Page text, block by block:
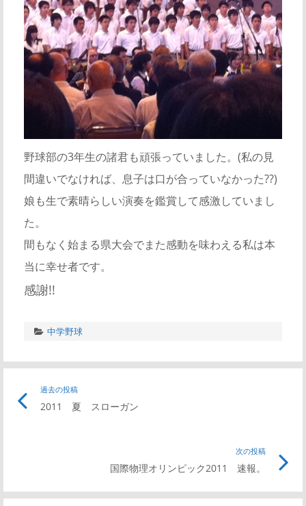
野球部の3年生の諸君も頑張っていました。(私の見
間違いでなければ、息子は口が合っていなかった??)
娘も生で素晴らしい演奏を鑑賞して感激していまし
た。
間もなく始まる県大会でまた感動を味わえる私は本
当に幸せ者です。
感謝!!
中学野球
過去の投稿
2011 夏 スローガン
次の投稿
国際物理オリンピック2011 速報。